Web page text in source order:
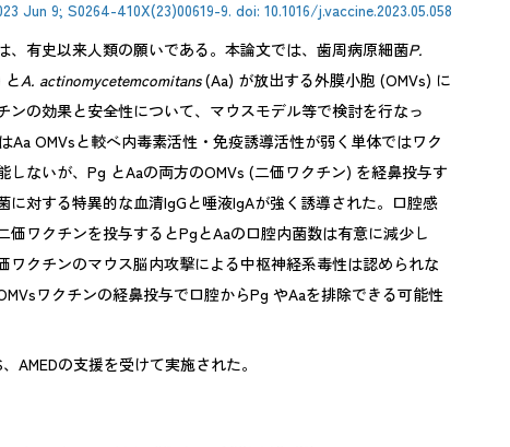
Jun 9; S0264-410X(23)00619-9. doi: 10.1016/j.vaccine.2023.05.058
、有史以来人類の願いである。本論文では、歯周病原細菌P.
とA. actinomycetemcomitans(Aa) が放出する外膜小胞 (OMVs) に
ンの効果と安全性について、マウスモデル等で検討を行なっ
Aa OMVsと較べ内毒素活性・免疫誘導活性が弱く単体ではワク
しないが、Pg とAaの両方のOMVs (二価ワクチン) を経鼻投与す
に対する特異的な血清IgGと唾液IgAが強く誘導された。口腔感
価ワクチンを投与するとPgとAaの口腔内菌数は有意に減少し
ワクチンのマウス脳内攻撃による中枢神経系毒性は認められな
ワクチンの経鼻投与で口腔からPg やAaを排除できる可能性
AMEDの支援を受けて実施された。